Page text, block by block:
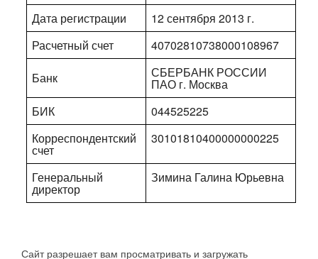
Дата регистрации
12 сентября 2013 г.
Расчетный счет
40702810738000108967
Банк
СБЕРБАНК РОССИИ
ПАО г. Москва
БИК
044525225
Корреспондентский
счет
30101810400000000225
Генеральный
директор
Зимина Галина Юрьевна
Сайт разрешает вам просматривать и загружать